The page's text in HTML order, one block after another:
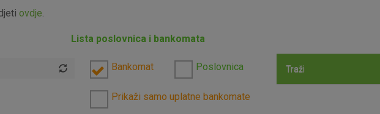
ovdje.
Lista poslovnica i bankomata
Bankomat Poslovnica Traži
Prikaži samo uplatne bankomate